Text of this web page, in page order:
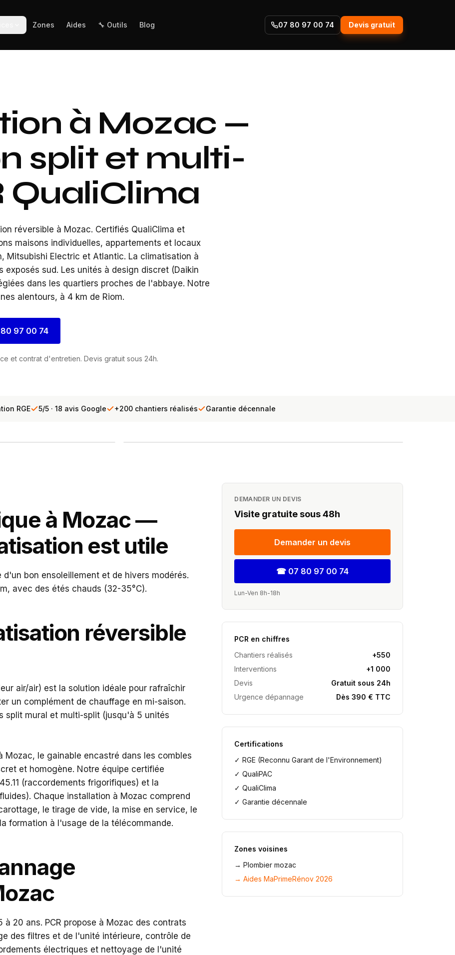
Zones Aides 🔧 Outils Blog 07 80 97 00 74 Devis gratuit
à Mozac —
split et multi-
QualiClima
réversible à Mozac. Certifiés QualiClima et
maisons individuelles, appartements et locaux
Mitsubishi Electric et Atlantic. La climatisation à
sud. Les unités à design discret (Daikin
dans les quartiers proches de l'abbaye. Notre
alentours, à 4 km de Riom.
97 00 74
et contrat d'entretien. Devis gratuit sous 24h.
RGE 5/5 · 18 avis Google +200 chantiers réalisés Garantie décennale
à Mozac —
est utile
bon ensoleillement et de hivers modérés.
avec des étés chauds (32-35°C).
réversible
air/air) est la solution idéale pour rafraîchir
un complément de chauffage en mi-saison.
split mural et multi-split (jusqu'à 5 unités
Mozac, le gainable encastré dans les combles
et homogène. Notre équipe certifiée
(raccordements frigorifiques) et la
Chaque installation à Mozac comprend
le tirage de vide, la mise en service, le
formation à l'usage de la télécommande.
20 ans. PCR propose à Mozac des contrats
des filtres et de l'unité intérieure, contrôle de
électriques et nettoyage de l'unité
DEMANDER UN DEVIS
Visite gratuite sous 48h
Demander un devis
☎ 07 80 97 00 74
Lun-Ven 8h-18h
PCR en chiffres
Chantiers réalisés
+550
Interventions
+1 000
Devis
Gratuit sous 24h
Urgence dépannage
Dès 390 € TTC
Certifications
✓ RGE (Reconnu Garant de l'Environnement)
✓ QualiPAC
✓ QualiClima
✓ Garantie décennale
Zones voisines
→Plombier mozac
→ Aides MaPrimeRénov 2026